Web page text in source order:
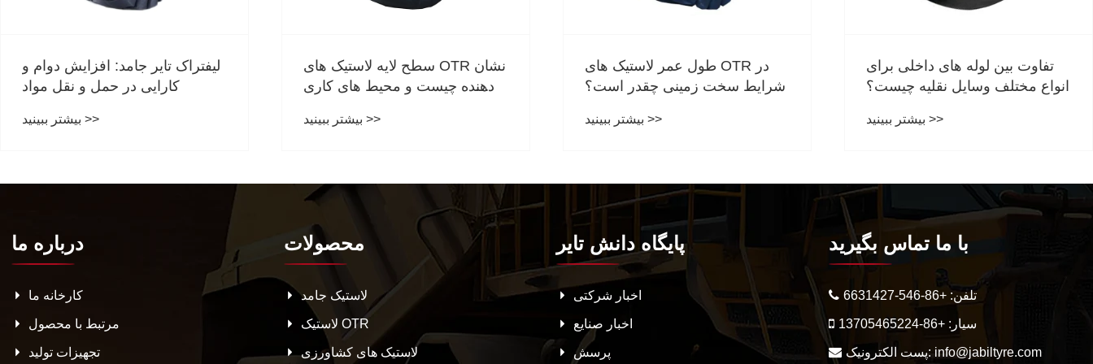
سطح لایه لاستیک های OTR نشان
دهنده چیست و محیط های کاری
سطح لایه های مختلف چیست؟
طول عمر لاستیک های OTR در
شرایط سخت زمینی چقدر است؟
تفاوت بین لوله های داخلی برای
انواع مختلف وسایل نقلیه چیست؟
عواملی بر طول عمر لاستیک
های جامد تأثیر می گذارد؟
درباره ما
کارخانه ما
مرتبط با محصول
تجهیزات تولید
محصولات
لاستیک جامد
لاستیک OTR
لاستیک های کشاورزی
پایگاه دانش تایر
اخبار شرکتی
اخبار صنایع
پرسش
با ما تماس بگیرید
تلفن: +86-546-6631427
سیار: +86-13705465224
پست الکترونیک: info@jabiltyre.com